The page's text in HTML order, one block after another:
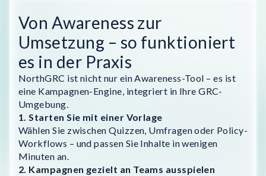
Von Awareness zur
Umsetzung – so funktioniert
es in der Praxis
NorthGRC ist nicht nur ein Awareness-Tool – es ist
eine Kampagnen-Engine, integriert in Ihre GRC-
Umgebung.
1. Starten Sie mit einer Vorlage
Wählen Sie zwischen Quizzen, Umfragen oder Policy-
Workflows – und passen Sie Inhalte in wenigen
Minuten an.
2. Kampagnen gezielt an Teams ausspielen